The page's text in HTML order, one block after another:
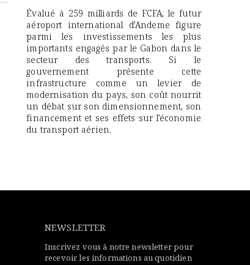
Évalué à 259 milliards de FCFA, le futur
aéroport international d’Andeme figure
parmi les investissements les plus
importants engagés par le Gabon dans le
secteur des transports. Si le
gouvernement présente cette
infrastructure comme un levier de
modernisation du pays, son coût nourrit
un débat sur son dimensionnement, son
financement et ses effets sur l’économie
du transport aérien.
NEWSLETTER
Inscrivez vous à notre newsletter pour
recevoir les informations au quotidien